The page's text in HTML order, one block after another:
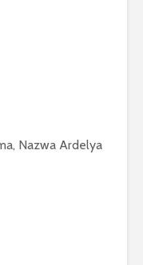
Nazwa Ardelya